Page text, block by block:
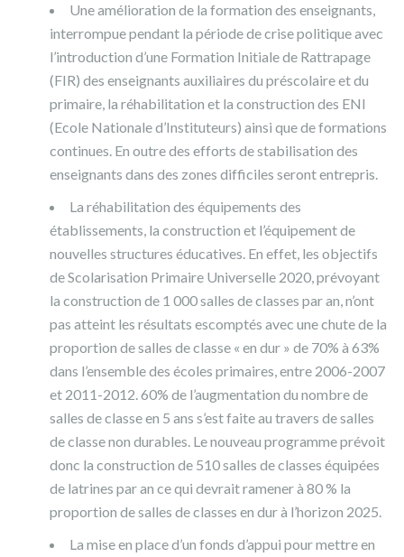
Une amélioration de la formation des enseignants,
interrompue pendant la période de crise politique avec
l’introduction d’une Formation Initiale de Rattrapage
(FIR) des enseignants auxiliaires du préscolaire et du
primaire, la réhabilitation et la construction des ENI
(Ecole Nationale d’Instituteurs) ainsi que de formations
continues. En outre des efforts de stabilisation des
enseignants dans des zones difficiles seront entrepris.
La réhabilitation des équipements des
établissements, la construction et l’équipement de
nouvelles structures éducatives. En effet, les objectifs
de Scolarisation Primaire Universelle 2020, prévoyant
la construction de 1 000 salles de classes par an, n’ont
pas atteint les résultats escomptés avec une chute de la
proportion de salles de classe « en dur » de 70% à 63%
dans l’ensemble des écoles primaires, entre 2006-2007
et 2011-2012. 60% de l’augmentation du nombre de
salles de classe en 5 ans s’est faite au travers de salles
de classe non durables. Le nouveau programme prévoit
donc la construction de 510 salles de classes équipées
de latrines par an ce qui devrait ramener à 80 % la
proportion de salles de classes en dur à l’horizon 2025.
La mise en place d’un fonds d’appui pour mettre en